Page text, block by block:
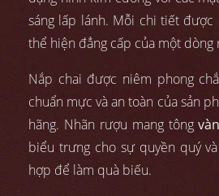
sáng lấp lánh. Mỗi chi tiết được
thể hiện đẳng cấp của một dòng
Nắp chai được niêm phong
chuẩn mực và an toàn của sản
hãng. Nhãn rượu mang tông
biểu trưng cho sự quyền quý
hợp để làm quà biếu.